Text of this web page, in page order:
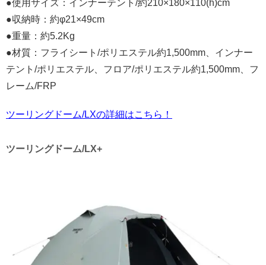
●使用サイズ：インナーテント/約210×180×110(h)cm​
●収納時：約φ21×49cm​
●重量：約5.2Kg
●材質：フライシート/ポリエステル約1,500mm、インナー
テント/ポリエステル、​フロア/ポリエステル約1,500mm、フ
レーム/FRP​
ツーリングドーム/LXの詳細はこちら！
ツーリングドーム/LX+